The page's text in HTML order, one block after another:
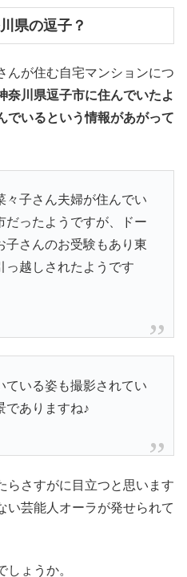
県の逗子？
んが住む自宅マンションにつ
奈川県逗子市に住んでいたよ
でいるという情報があがって
々子さん夫婦が住んでい
だったようですが、ドー
子さんのお受験もあり東
っ越しされたようです
ている姿も撮影されてい
でありますね♪
らさすがに目立つと思います
い芸能人オーラが発せられて
しょうか。